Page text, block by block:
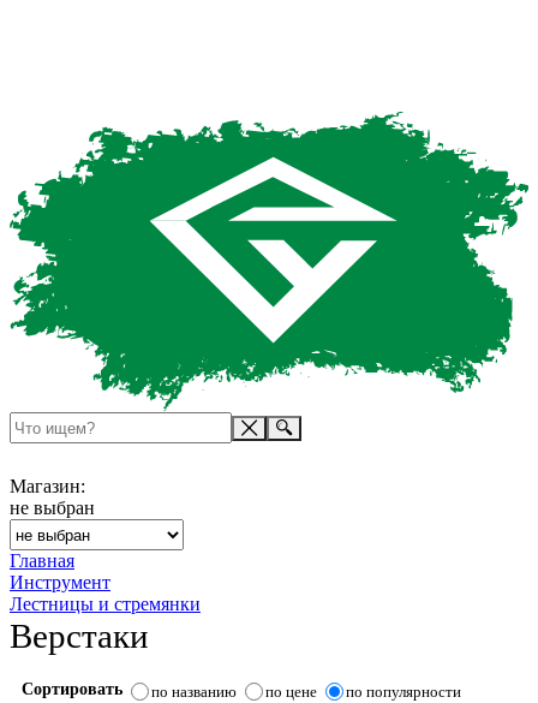
Магазин:
не выбран
Главная
Инструмент
Лестницы и стремянки
Верстаки
Сортировать по названию по цене
по популярности